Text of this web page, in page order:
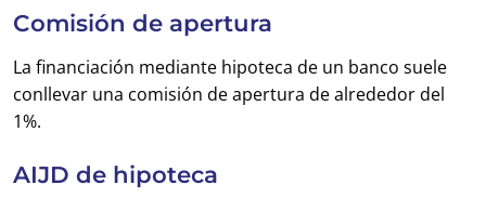
Comisión de apertura
La financiación mediante hipoteca de un banco suele
conllevar una comisión de apertura de alrededor del
1%.
AIJD de hipoteca